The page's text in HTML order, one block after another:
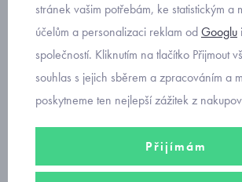
roztomilá
soupravička se
Mayoral 1529-38
stránek vašim potřebám, ke statistickým a
účelům a personalizaci reklam odGooglu
společností. Kliknutím na tlačítko Přijmout
souhlas s jejich sběrem a zpracováním a
poskytneme ten nejlepší zážitek z
Přijímám